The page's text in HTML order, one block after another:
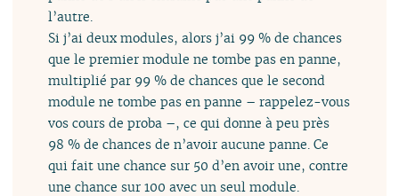
l’autre.
Si j’ai deux modules, alors j’ai 99 % de chances
que le premier module ne tombe pas en panne,
multiplié par 99 % de chances que le second
module ne tombe pas en panne – rappelez-vous
vos cours de proba –, ce qui donne à peu près
98 % de chances de n’avoir aucune panne. Ce
qui fait une chance sur 50 d’en avoir une, contre
une chance sur 100 avec un seul module.